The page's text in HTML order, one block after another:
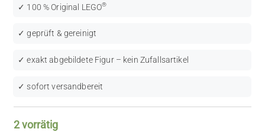
✓ 100 % Original LEGO®
✓ geprüft & gereinigt
✓ exakt abgebildete Figur – kein Zufallsartikel
✓ sofort versandbereit
2 vorrätig